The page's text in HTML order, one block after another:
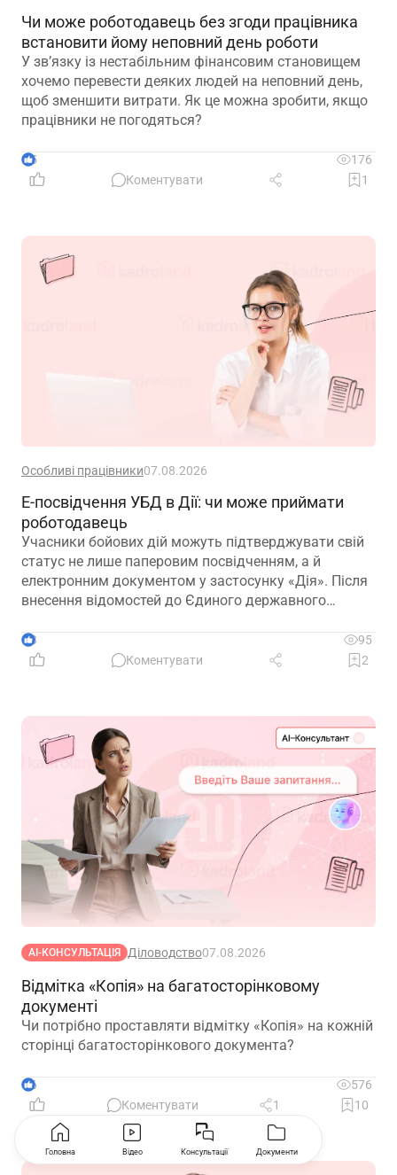
Чи може роботодавець без згоди працівника
встановити йому неповний день роботи
У зв’язку із нестабільним фінансовим становищем
хочемо перевести деяких людей на неповний день,
щоб зменшити витрати. Як це можна зробити, якщо
працівники не погодяться?
5
176
Коментувати
1
Особливі працівники07.08.2026
Е-посвідчення УБД в Дії: чи може приймати
роботодавець
Учасники бойових дій можуть підтверджувати свій
статус не лише паперовим посвідченням, а й
електронним документом у застосунку «Дія». Після
внесення відомостей до Єдиного державного
користуватися пільгами, зокрема й реалізовувати
трудові гарантії, передбачені законодавством
3
95
Коментувати
2
АІ-КОНСУЛЬТАЦІЯ Діловодство07.08.2026
Відмітка «Копія» на багатосторінковому
документі
Чи потрібно проставляти відмітку «Копія» на кожній
сторінці багатосторінкового документа?
6
576
Коментувати
1 10
Головна Відео Консультації Документи